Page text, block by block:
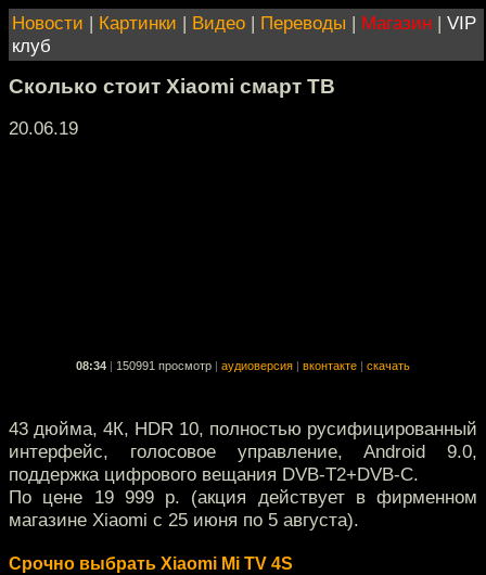
Новости | Картинки | Видео | Переводы | Магазин | VIP
клуб
Сколько стоит Xiaomi смарт ТВ
20.06.19
08:34 150991 просмотр аудиоверсия вконтакте скачать
43 дюйма, 4К, HDR 10, полностью русифицированный
интерфейс, голосовое управление, Android 9.0,
поддержка цифрового вещания DVB-T2+DVB-C.
По цене 19 999 р. (акция действует в фирменном
магазине Xiaomi с 25 июня по 5 августа).
Срочно выбрать Xiaomi Mi TV 4S